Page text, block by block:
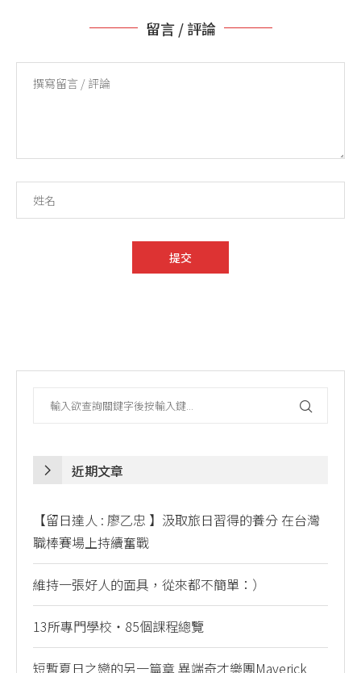
留言 / 評論
近期文章
【留日達人 : 廖乙忠 】汲取旅日習得的養分 在台灣
職棒賽場上持續奮戰
維持一張好人的面具，從來都不簡單：）
13所專門學校・85個課程總覽
短暫夏日之戀的另一篇章 異端奇才樂團Maverick